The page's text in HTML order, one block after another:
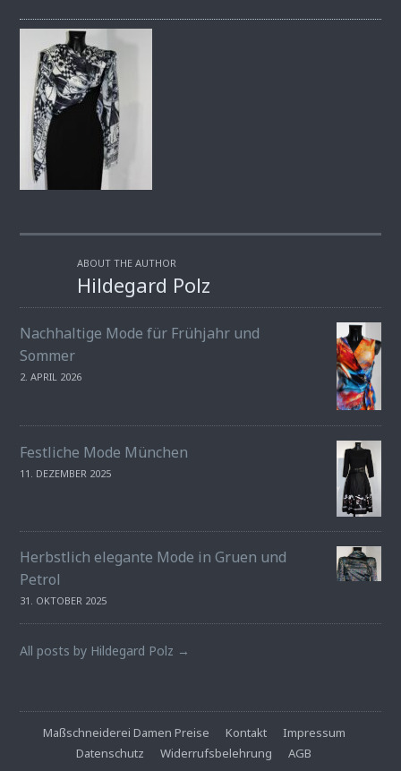
ABOUT THE AUTHOR
Hildegard Polz
Nachhaltige Mode für Frühjahr und
Sommer
2. APRIL 2026
Festliche Mode München
11. DEZEMBER 2025
Herbstlich elegante Mode in Gruen und
Petrol
31. OKTOBER 2025
All posts by Hildegard Polz →
Maßschneiderei Damen Preise Kontakt
Impressum
Datenschutz
Widerrufsbelehrung AGB